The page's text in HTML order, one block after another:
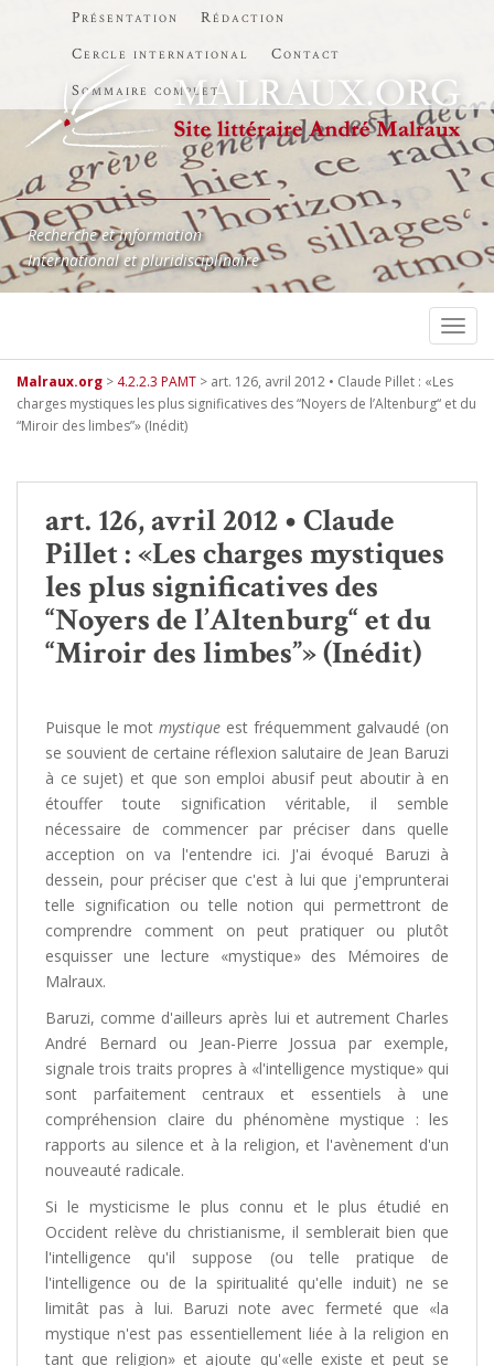
Présentation
Rédaction
Cercle international
Contact
Sommaire complet
Recherche et information
International et pluridisciplinaire
Malraux.org > 4.2.2.3 PAMT > art. 126, avril 2012 • Claude Pillet : «Les
charges mystiques les plus significatives des “Noyers de l’Altenburg“ et du
“Miroir des limbes”» (Inédit)
art. 126, avril 2012 • Claude
Pillet : «Les charges mystiques
les plus significatives des
“Noyers de l’Altenburg“ et du
“Miroir des limbes”» (Inédit)
Puisque le motmystique est fréquemment galvaudé (on
se souvient de certaine réflexion salutaire de Jean Baruzi
à ce sujet) et que son emploi abusif peut aboutir à en
étouffer toute signification véritable, il semble
nécessaire de commencer par préciser dans quelle
acception on va l'entendre ici. J'ai évoqué Baruzi à
dessein, pour préciser que c'est à lui que j'emprunterai
telle signification ou telle notion qui permettront de
comprendre comment on peut pratiquer ou plutôt
esquisser une lecture «mystique» des Mémoires de
Malraux.
Baruzi, comme d'ailleurs après lui et autrement Charles
André Bernard ou Jean-Pierre Jossua par exemple,
signale trois traits propres à «l'intelligence mystique» qui
sont parfaitement centraux et essentiels à une
compréhension claire du phénomène mystique : les
rapports au silence et à la religion, et l'avènement d'un
nouveauté radicale.
Si le mysticisme le plus connu et le plus étudié en
Occident relève du christianisme, il semblerait bien que
l'intelligence qu'il suppose (ou telle pratique de
l'intelligence ou de la spiritualité qu'elle induit) ne se
limitât pas à lui. Baruzi note avec fermeté que «la
mystique n'est pas essentiellement liée à la religion en
tant que religion» et ajoute qu'«elle existe et peut se